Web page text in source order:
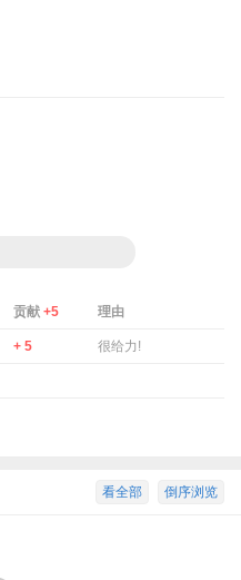
贡献 +5 理由
+ 5 很给力!
倒序浏览
看全部